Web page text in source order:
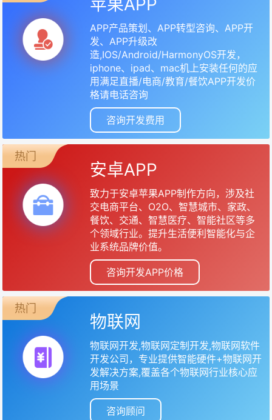
苹果APP
APP产品策划、APP转型咨询、APP开
发、APP升级改
造,IOS/Android/HarmonyOS开发，
iphone、ipad、mac机上安装任何的应
用满足直播/电商/教育/餐饮APP开发价
格请电话咨询
咨询开发费用
热门
安卓APP
致力于安卓苹果APP制作方向，涉及社
交电商平台、O2O、智慧城市、家政、
餐饮、交通、智慧医疗、智能社区等多
个领域行业。提升生活便利智能化与企
业系统品牌价值。
咨询开发APP价格
热门
物联网
物联网开发,物联网定制开发,物联网软件
开发公司，专业提供智能硬件+物联网开
发解决方案,覆盖各个物联网行业核心应
用场景
咨询顾问